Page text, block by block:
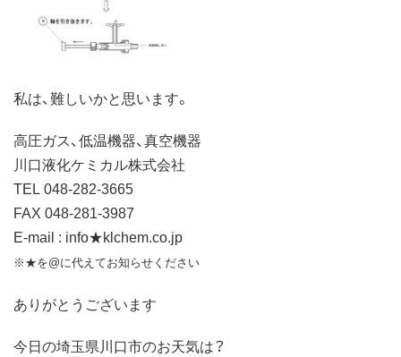
私は、難しいかと思います。
高圧ガス、低温機器、真空機器
川口液化ケミカル株式会社
TEL 048-282-3665
FAX 048-281-3987
E-mail : info★klchem.co.jp
※★を@に代えてお知らせください
ありがとうございます
今日の埼玉県川口市のお天気は？